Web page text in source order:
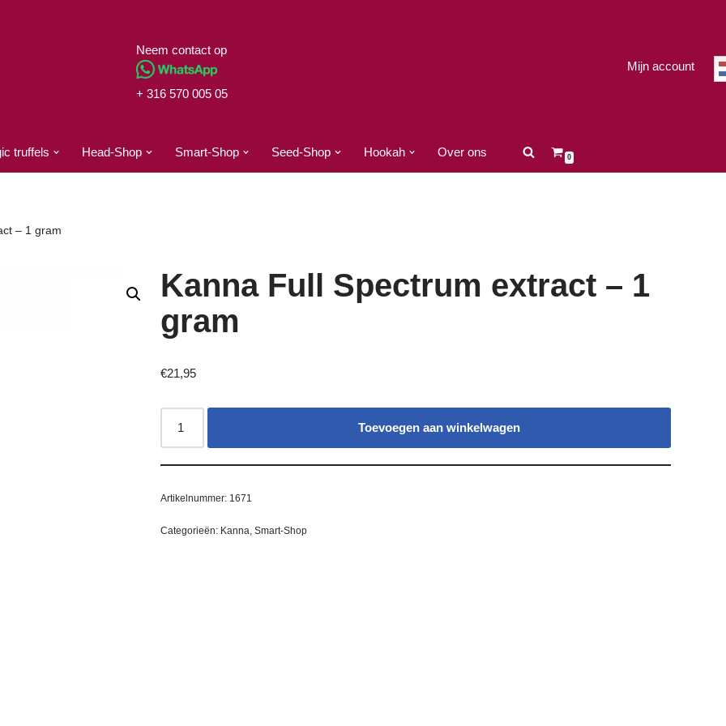
Neem contact op
+ 316 570 005 05
Mijn account
truffels Head-Shop Smart-Shop Seed-Shop Hookah Over ons 0
– 1 gram
Kanna Full Spectrum extract – 1
gram
€21,95
Toevoegen aan winkelwagen
Artikelnummer: 1671
Categorieën: Kanna Smart-Shop